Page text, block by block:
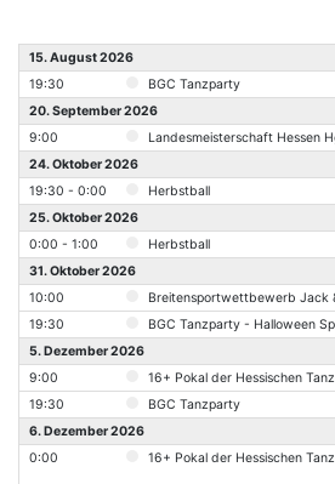
15. August 2026
19:30
BGC Tanzparty
20. September 2026
9:00
Landesmeisterschaft Hessen
24. Oktober 2026
19:30 - 0:00
Herbstball
25. Oktober 2026
0:00 - 1:00
Herbstball
31. Oktober 2026
10:00
Breitensportwettbewerb Jack
19:30
BGC Tanzparty - Halloween
5. Dezember 2026
9:00
16+ Pokal der Hessischen
19:30
BGC Tanzparty
6. Dezember 2026
0:00
16+ Pokal der Hessischen